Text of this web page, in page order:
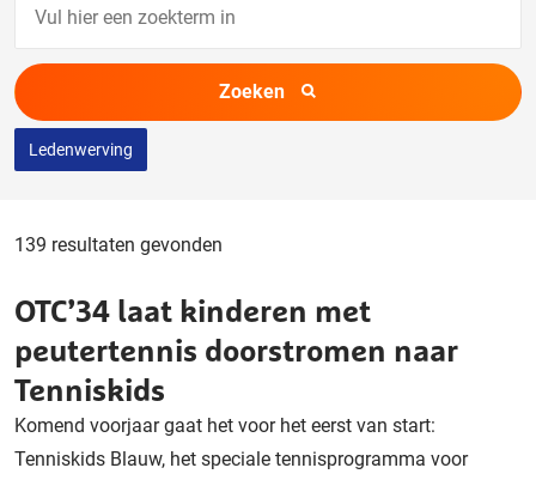
een
zoekterm
in
Zoeken
Ledenwerving
139 resultaten gevonden
OTC’34 laat kinderen met
peutertennis doorstromen naar
Tenniskids
Komend voorjaar gaat het voor het eerst van start:
Tenniskids Blauw, het speciale tennisprogramma voor